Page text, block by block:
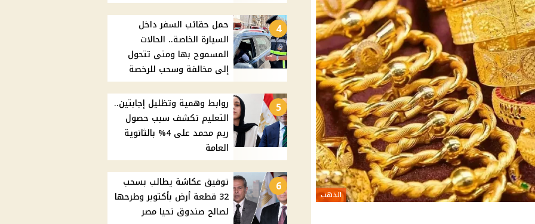
الذهب
4
حمل حقائب السفر داخل
السيارة الخاصة.. الحالات
المسموح بها ومتى تتحول
إلى مخالفة وسحب للرخصة
5
روابط وهمية وتظليل إجابتين..
التعليم تكشف سبب حصول
ريم محمد على 4% بالثانوية
العامة
6
توفيق عكاشة يطالب بسحب
32 قطعة أرض بأكتوبر وطرحها
لصالح صندوق تحيا مصر